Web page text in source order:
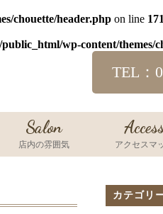
chouette/header.php on line 171
wp-content/themes/
TEL：
Salon
店内の雰囲気 アクセスマ
カテゴリ